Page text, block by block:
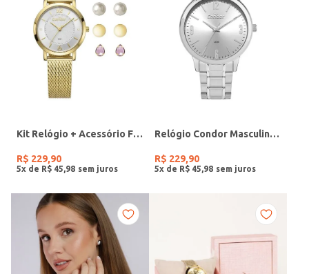
Kit Relógio + Acessório Feminino DOURADO
R$ 229,90
5x de R$ 45 98
Relógio Condor Masculino PRATA
R$ 229,90
5x de R$ 45 98